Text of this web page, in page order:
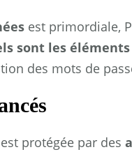
est primordiale,
sont les
des mots de
protégée par des